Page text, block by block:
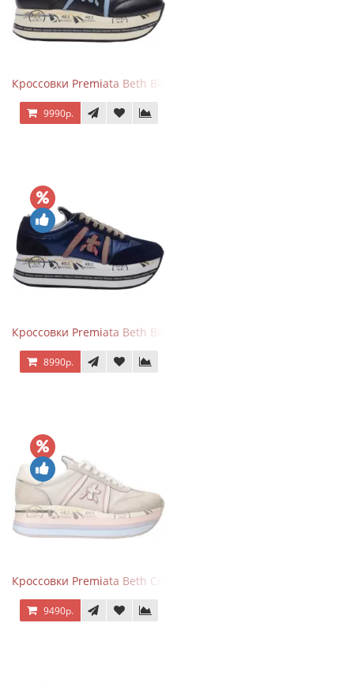
Кроссовки Premiata Beth Black Blue
9990р.
Кроссовки Premiata Beth Blue White
8990р.
Кроссовки Premiata Beth Cream Sand
9490р.